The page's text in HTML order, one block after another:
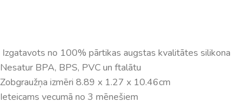
Izgatavots no 100% pārtikas augstas kvalitātes silikona
Nesatur BPA, BPS, PVC un ftalātu
Zobgraužņa izmēri 8.89 x 1.27 x 10.46cm
Ieteicams vecumā no 3 mēnešiem